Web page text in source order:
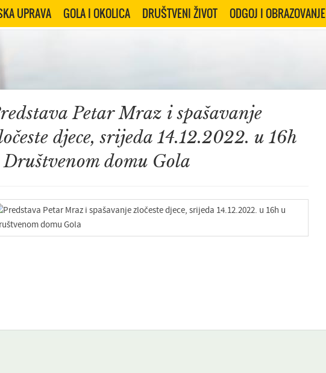
UPRAVA GOLA I OKOLICA DRUŠTVENI ŽIVOT ODGOJ I OBRAZOVANJE
Petar Mraz i spašavanje
djece, srijeda 14.12.2022. u 16h
domu Gola